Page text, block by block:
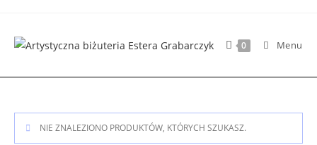
content
0 Menu
NIE ZNALEZIONO PRODUKTÓW, KTÓRYCH SZUKASZ.